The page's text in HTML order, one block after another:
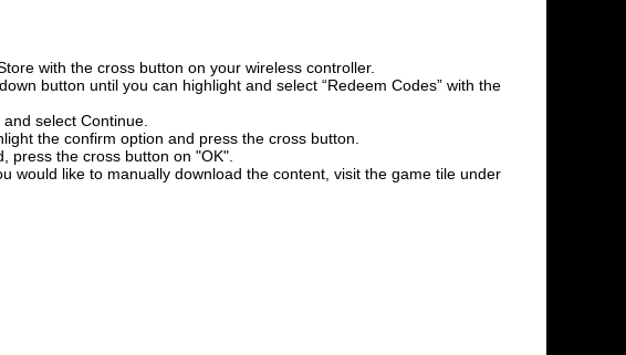
with the cross button on your wireless controller.
button until you can highlight and select “Redeem Codes” with the
select Continue.
the confirm option and press the cross button.
press the cross button on "OK".
would like to manually download the content, visit the game tile under